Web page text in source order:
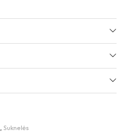
, Suknelės